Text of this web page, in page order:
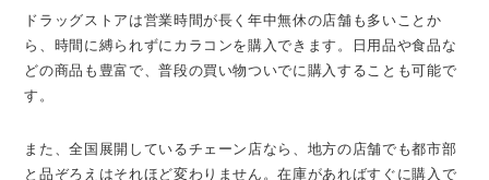
ドラッグストアは営業時間が長く年中無休の店舗も多いことか
ら、時間に縛られずにカラコンを購入できます。日用品や食品な
どの商品も豊富で、普段の買い物ついでに購入することも可能で
す。
また、全国展開しているチェーン店なら、地方の店舗でも都市部
と品ぞろえはそれほど変わりません。在庫があればすぐに購入で